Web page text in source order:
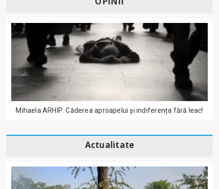
Mihaela ARHIP: Căderea aproapelui și indiferența fără leac!
Actualitate